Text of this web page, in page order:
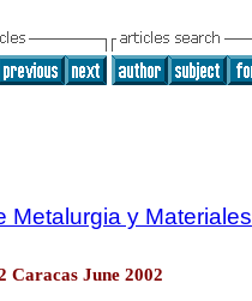
Metalurgia y Materiales
Caracas June 2002